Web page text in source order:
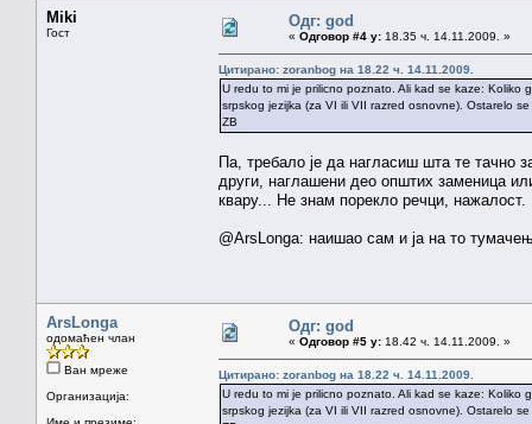
Miki
Гост
Одг: god
« Одговор #4 у: 18.35 ч. 14.11.2009. »
Цитирано: zoranbog на 18.22 ч. 14.11.2009.
U redu to mi je prilicno poznato. Ali kad se kaze:
srpskog jezijka (za VI ili VII razred osnovne). Ostarelo
ZB
Па, требало је да нагласиш шта те тачно
други, наглашени део општих заменица
квару... Не знам порекло речци, нажалост.
@ArsLonga: наишао сам и ја на то
ArsLonga
одомаћен члан
Ван мреже
Организација:
Одг: god
« Одговор #5 у: 18.42 ч. 14.11.2009. »
Цитирано: zoranbog на 18.22 ч. 14.11.2009.
U redu to mi je prilicno poznato. Ali kad se kaze:
srpskog jezijka (za VI ili VII razred osnovne). Ostarelo